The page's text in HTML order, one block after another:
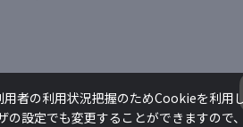
者の利用状況把握のためCookieを利用し
設定でも変更することができますので